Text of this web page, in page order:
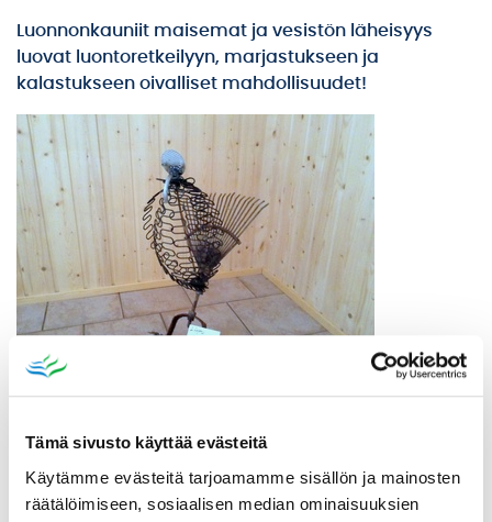
Tämä sivusto käyttää evästeitä
Käytämme evästeitä tarjoamamme sisällön ja mainosten
räätälöimiseen, sosiaalisen median ominaisuuksien
Luonnonkauniit maisemat ja vesistön läheisyys
luovat luontoretkeilyyn, marjastukseen ja
kalastukseen oivalliset mahdollisuudet!